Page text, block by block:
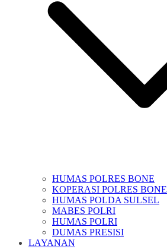
HUMAS POLRES BONE
KOPERASI POLRES BONE
HUMAS POLDA SULSEL
MABES POLRI
HUMAS POLRI
DUMAS PRESISI
LAYANAN